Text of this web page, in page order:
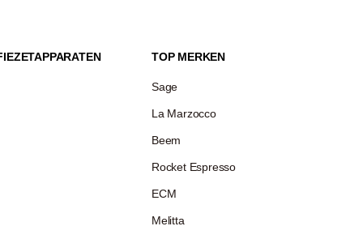
TOP MERKEN
Sage
La Marzocco
Beem
Rocket Espresso
ECM
Melitta